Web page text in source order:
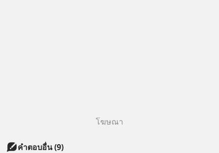
โฆษณา
คำตอบอื่น(9)